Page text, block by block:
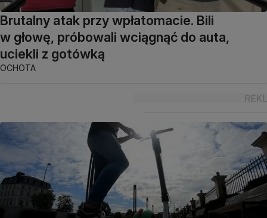
Brutalny atak przy wpłatomacie. Bili
w głowę, próbowali wciągnąć do auta,
uciekli z gotówką
OCHOTA